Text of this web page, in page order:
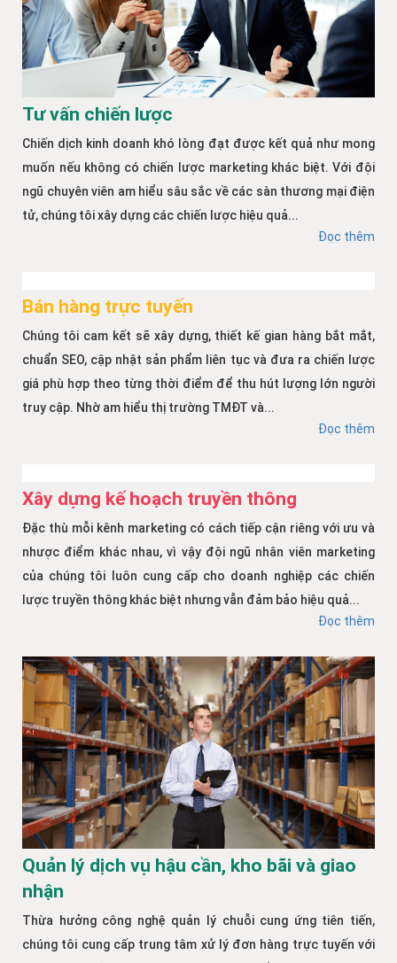
Tư vấn chiến lược
Chiến dịch kinh doanh khó lòng đạt được kết quả như mong
muốn nếu không có chiến lược marketing khác biệt. Với đội
ngũ chuyên viên am hiểu sâu sắc về các sàn thương mại điện
tử, chúng tôi xây dựng các chiến lược hiệu quả...
Đọc thêm
Bán hàng trực tuyến
Chúng tôi cam kết sẽ xây dựng, thiết kế gian hàng bắt mắt,
chuẩn SEO, cập nhật sản phẩm liên tục và đưa ra chiến lược
giá phù hợp theo từng thời điểm để thu hút lượng lớn người
truy cập. Nhờ am hiểu thị trường TMĐT và...
Đọc thêm
Xây dựng kế hoạch truyền thông
Đặc thù mỗi kênh marketing có cách tiếp cận riêng với ưu và
nhược điểm khác nhau, vì vậy đội ngũ nhân viên marketing
của chúng tôi luôn cung cấp cho doanh nghiệp các chiến
lược truyền thông khác biệt nhưng vẫn đảm bảo hiệu quả...
Đọc thêm
Quản lý dịch vụ hậu cần, kho bãi và giao
nhận
Thừa hưởng công nghệ quản lý chuỗi cung ứng tiên tiến,
chúng tôi cung cấp trung tâm xử lý đơn hàng trực tuyến với